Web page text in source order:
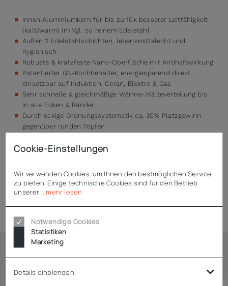
Innen Aluminiumkern für bis zu 10x besserer Leitfähigkeit
(kalt/warm) im Vgl. zu reinem Edelstahl
Außen 2 Edelstahlschichten, lebensmittelecht und
hygienisch
Robuste & kratzfeste Nano-Oberfläche mit Antihaftwirkung
Patentierter GN-Kochbehälter, energiesparend direkt
einsetzbar auf Induktion, Ceran, Elektro & Gas
Sehr schnelle & gleichmäßige Wärme-/Kälteverteilung bis
in alle Ecken & Ränder
Durch eckige Ordnungssystematik ca. 30% Platzgewinn
gegenüber runden Töpfen
Nano-Oberfläche ist leicht zu reinigen, zudem
Ähnliche Artikel
Cookie-Einstellungen
Wir verwenden Cookies, um Ihnen den bestmöglichen Service
zu bieten. Einige technische Cookies sind für den Betrieb
unserer
...mehr lesen
Notwendige Cookies
Statistiken
Marketing
Details einblenden